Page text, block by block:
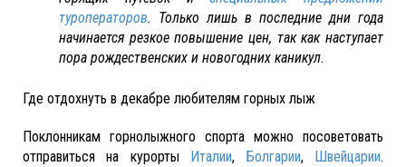
туроператоров. Только лишь в последние дни года
начинается резкое повышение цен, так как наступает
пора рождественских и новогодних каникул.
Где отдохнуть в декабре любителям горных лыж
Поклонникам горнолыжного спорта можно посоветовать
отправиться на курорты Италии, Болгарии, Швейцарии.